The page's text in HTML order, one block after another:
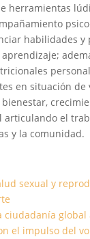
herramientas
habilidades y
en situación
articulando el
y la comunidad.
sexual y
ciudadanía global
el impulso del